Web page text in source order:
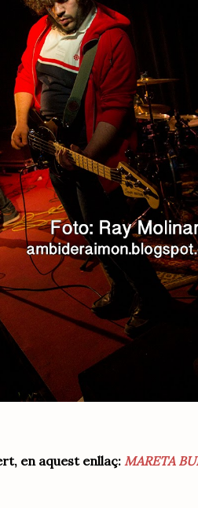
en aquest enllaç: MARETA